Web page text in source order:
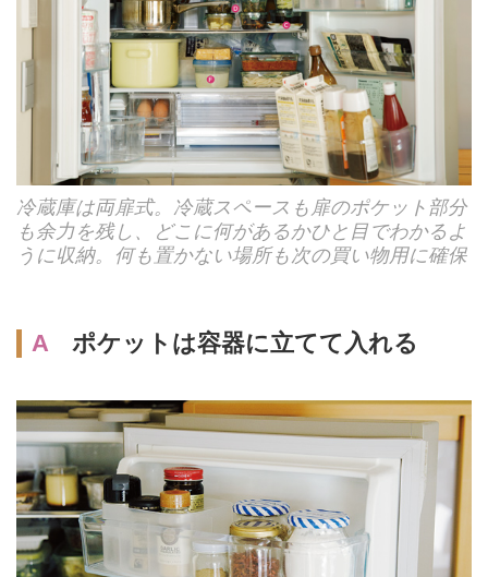
冷蔵庫は両扉式。冷蔵スペースも扉のポケット部分
も余力を残し、どこに何があるかひと目でわかるよ
うに収納。何も置かない場所も次の買い物用に確保
Aポケットは容器に立てて入れる